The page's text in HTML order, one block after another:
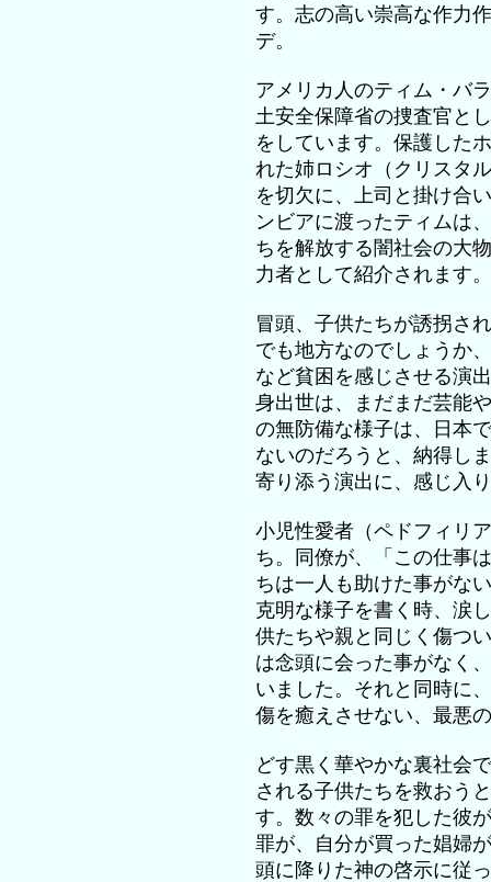
す。志の高い崇高な作力
デ。
アメリカ人のティム・バ
土安全保障省の捜査官と
をしています。保護した
れた姉ロシオ（クリスタ
を切欠に、上司と掛け合
ンビアに渡ったティムは
ちを解放する闇社会の大
力者として紹介されます。
冒頭、子供たちが誘拐さ
でも地方なのでしょうか
など貧困を感じさせる演
身出世は、まだまだ芸能
の無防備な様子は、日本
ないのだろうと、納得し
寄り添う演出に、感じ入
小児性愛者（ペドフィリ
ち。同僚が、「この仕事
ちは一人も助けた事がな
克明な様子を書く時、涙
供たちや親と同じく傷つ
は念頭に会った事がなく
いました。それと同時に
傷を癒えさせない、最悪
どす黒く華やかな裏社会
される子供たちを救おう
す。数々の罪を犯した彼
罪が、自分が買った娼婦
頭に降りた神の啓示に従